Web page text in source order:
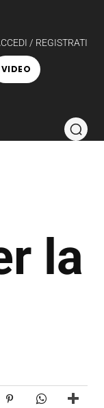
/ REGISTRATI
VIDEO
la